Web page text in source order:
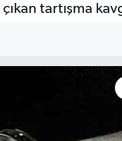
tartışma